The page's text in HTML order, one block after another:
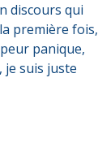
discours qui
première fois,
panique,
je suis juste